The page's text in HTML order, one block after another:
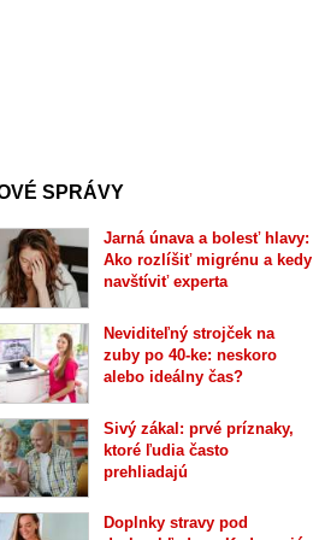
SPRÁVY
Jarná únava a bolesť hlavy:
Ako rozlíšiť migrénu a kedy
navštíviť experta
Neviditeľný strojček na
zuby po 40-ke: neskoro
alebo ideálny čas?
Sivý zákal: prvé príznaky,
ktoré ľudia často
prehliadajú
Doplnky stravy pod